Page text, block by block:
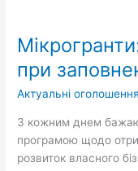
при
Актуальні оголошення
З кожним днем
програмою щодо
розвиток власного
помилки
заповненні
бізнес-